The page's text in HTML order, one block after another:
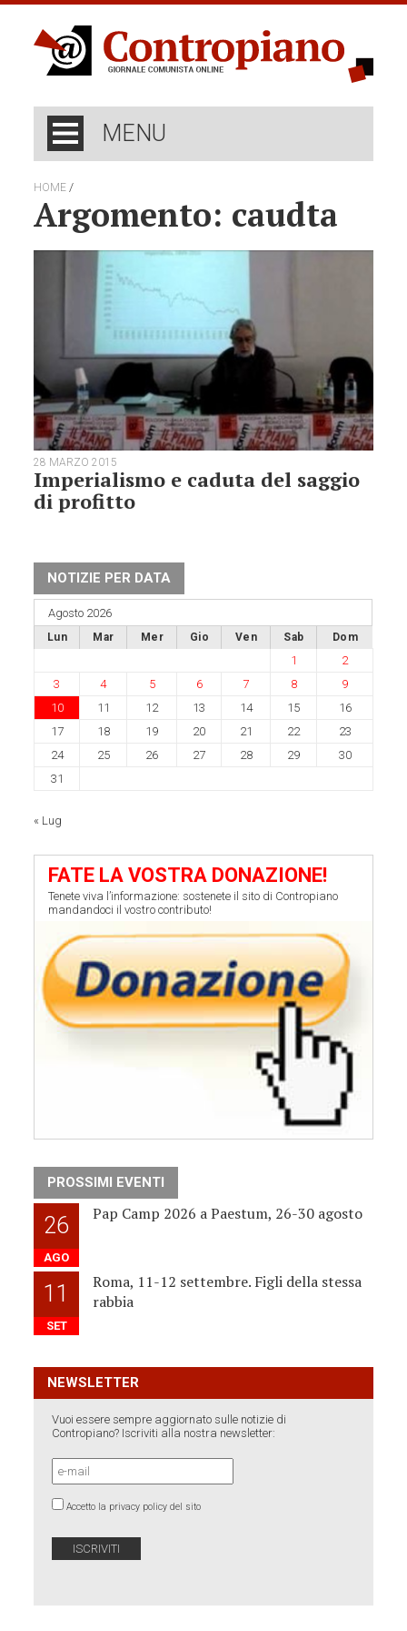
MENU
HOME /
Argomento: caudta
28 MARZO 2015
Imperialismo e caduta del saggio
di profitto
NOTIZIE PER DATA
Agosto 2026
Lun Mar Mer Gio Ven Sab Dom
1
2
3
4 5 6 7 8
9
10
11 12 13 14 15
16
17
18 19 20 21 22
23
24
25 26 27 28 29
30
31
« Lug
FATE LA VOSTRA DONAZIONE!
Tenete viva l’informazione: sostenete il sito di Contropiano
mandandoci il vostro contributo!
PROSSIMI EVENTI
26
AGO
Pap Camp 2026 a Paestum, 26-30 agosto
11
SET
Roma, 11-12 settembre. Figli della stessa
rabbia
NEWSLETTER
Vuoi essere sempre aggiornato sulle notizie di
Contropiano? Iscriviti alla nostra newsletter:
Accetto la privacy policy del sito